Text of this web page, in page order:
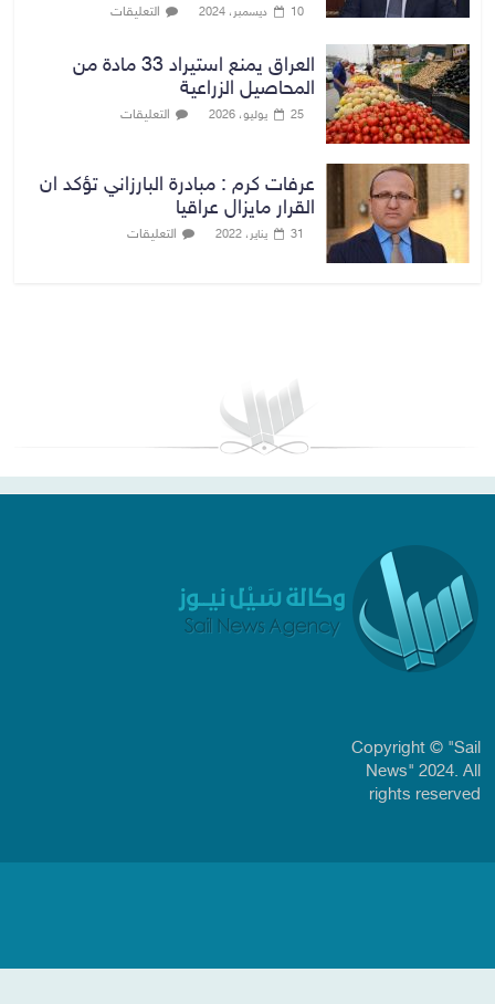
10 ديسمبر، 2024 التعليقات
العراق يمنع استيراد 33 مادة من
المحاصيل الزراعية
25 يوليو، 2026 التعليقات
عرفات كرم : مبادرة البارزاني تؤكد ان
القرار مايزال عراقيا
31 يناير، 2022 التعليقات
Copyright © "Sail
News" 2024. All
rights reserved